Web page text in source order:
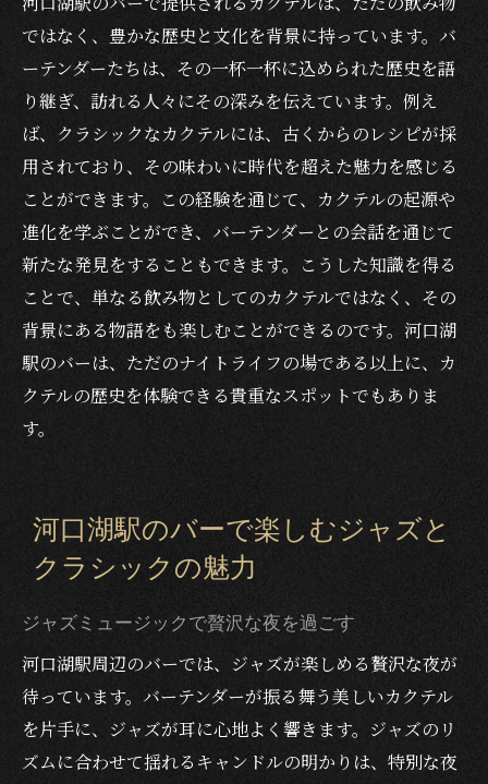
ではなく、豊かな歴史と文化を背景に持っています。バ
ーテンダーたちは、その一杯一杯に込められた歴史を語
り継ぎ、訪れる人々にその深みを伝えています。例え
ば、クラシックなカクテルには、古くからのレシピが採
用されており、その味わいに時代を超えた魅力を感じる
ことができます。この経験を通じて、カクテルの起源や
進化を学ぶことができ、バーテンダーとの会話を通じて
新たな発見をすることもできます。こうした知識を得る
ことで、単なる飲み物としてのカクテルではなく、その
背景にある物語をも楽しむことができるのです。河口湖
駅のバーは、ただのナイトライフの場である以上に、カ
クテルの歴史を体験できる貴重なスポットでもありま
す。
河口湖駅のバーで楽しむジャズと
クラシックの魅力
ジャズミュージックで贅沢な夜を過ごす
河口湖駅周辺のバーでは、ジャズが楽しめる贅沢な夜が
待っています。バーテンダーが振る舞う美しいカクテル
を片手に、ジャズが耳に心地よく響きます。ジャズのリ
ズムに合わせて揺れるキャンドルの明かりは、特別な夜